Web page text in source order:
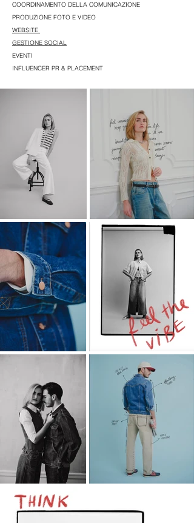
COORDINAMENTO DELLA COMUNICAZIONE
PRODUZIONE FOTO E VIDEO
WEBSITE
GESTIONE SOCIAL
EVENTI
INFLUENCER PR & PLACEMENT